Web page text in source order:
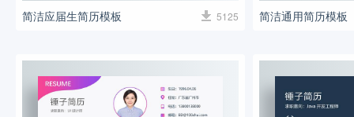
简洁应届生简历模板 5125 简洁通用简历模板